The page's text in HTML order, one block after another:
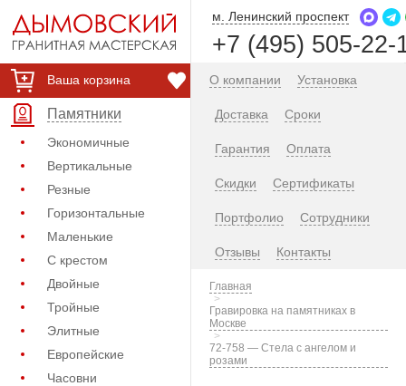
Ваша корзина
Памятники
Экономичные
Вертикальные
Резные
Горизонтальные
Маленькие
С крестом
Двойные
Тройные
Элитные
Европейские
Часовни
м. Ленинский проспект
+7 (495) 505-22-
О компании Установка
Доставка Сроки
Гарантия Оплата
Скидки Сертификаты
Портфолио Сотрудники
Отзывы Контакты
Главная
Гравировка на памятниках в
Москве
72-758 — Стела с ангелом и
розами